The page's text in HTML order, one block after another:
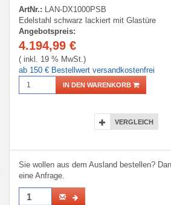
ArtNr.: LAN-DX1000PSB
Edelstahl schwarz lackiert mit Glastüre
Angebotspreis:
4.194,99 €
( inkl. 19 % MwSt.)
ab 150 € Bestellwert versandkostenfrei
IN DEN WARENKORB
VERGLEICH
Sie wollen aus dem Ausland bestellen?
eine Anfrage.